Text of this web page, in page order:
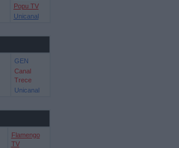
Popu TV
Unicanal
GEN
Canal
Trece
Unicanal
Flamengo
TV